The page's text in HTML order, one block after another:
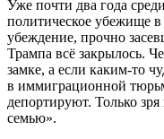
Уже почти два года
политическое убежище
убеждение, прочно
Трампа всё закрылось.
замке, а если каким-то
в иммиграционной
депортируют. Только
семью».